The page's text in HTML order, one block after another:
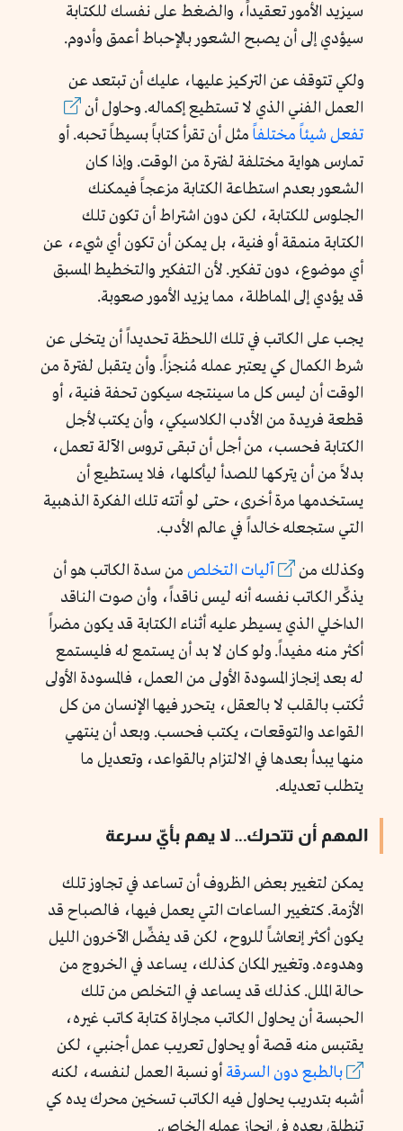
سيزيد الأمور تعقيداً، والضغط على نفسك للكتابة
سيؤدي إلى أن يصبح الشعور بالإحباط أعمق وأدوم.
ولكي تتوقف عن التركيز عليها، عليك أن تبتعد عن
العمل الفني الذي لا تستطيع إكماله. وحاول أن
تفعل شيئاً مختلفا ً مثل أن تقرأ كتاباً بسيطاً تحبه. أو
تمارس هواية مختلفة لفترة من الوقت. وإذا كان
الشعور بعدم استطاعة الكتابة مزعجاً فيمكنك
الجلوس للكتابة، لكن دون اشتراط أن تكون تلك
الكتابة منمقة أو فنية، بل يمكن أن تكون أي شيء، عن
أي موضوع، دون تفكير. لأن التفكير والتخطيط المسبق
قد يؤدي إلى المماطلة، مما يزيد الأمور صعوبة.
يجب على الكاتب في تلك اللحظة تحديداً أن يتخلى عن
شرط الكمال كي يعتبر عمله مُنجزاً. وأن يتقبل لفترة من
الوقت أن ليس كل ما سينتجه سيكون تحفة فنية، أو
قطعة فريدة من الأدب الكلاسيكي، وأن يكتب لأجل
الكتابة فحسب، من أجل أن تبقى تروس الآلة تعمل،
بدلاً من أن يتركها للصدأ ليأكلها، فلا يستطيع أن
يستخدمها مرة أخرى، حتى لو أتته تلك الفكرة الذهبية
التي ستجعله خالداً في عالم الأدب.
وكذلك من آليات التخلص من سدة الكاتب هو أن
يذكِّر الكاتب نفسه أنه ليس ناقداً، وأن صوت الناقد
الداخلي الذي يسيطر عليه أثناء الكتابة قد يكون مضراً
أكثر منه مفيداً. ولو كان لا بد أن يستمع له فليستمع
له بعد إنجاز المسودة الأولى من العمل، فالمسودة الأولى
تُكتب بالقلب لا بالعقل، يتحرر فيها الإنسان من كل
القواعد والتوقعات، يكتب فحسب. وبعد أن ينتهي
منها يبدأ بعدها في الالتزام بالقواعد، وتعديل ما
يتطلب تعديله.
المهم أن تتحرك… لا يهم بأيّ سرعة
يمكن لتغيير بعض الظروف أن تساعد في تجاوز تلك
الأزمة. كتغيير الساعات التي يعمل فيها، فالصباح قد
يكون أكثر إنعاشاً للروح، لكن قد يفضِّل الآخرون الليل
وهدوءه. وتغيير المكان كذلك، يساعد في الخروج من
حالة الملل. كذلك قد يساعد في التخلص من تلك
الحبسة أن يحاول الكاتب مجاراة كتابة كاتب غيره،
يقتبس منه قصة أو يحاول تعريب عمل أجنبي، لكن
بالطبع دون السرقة أو نسبة العمل لنفسه، لكنه
أشبه بتدريب يحاول فيه الكاتب تسخين محرك يده كي
تنطلق بعده في إنجاز عمله الخاص.